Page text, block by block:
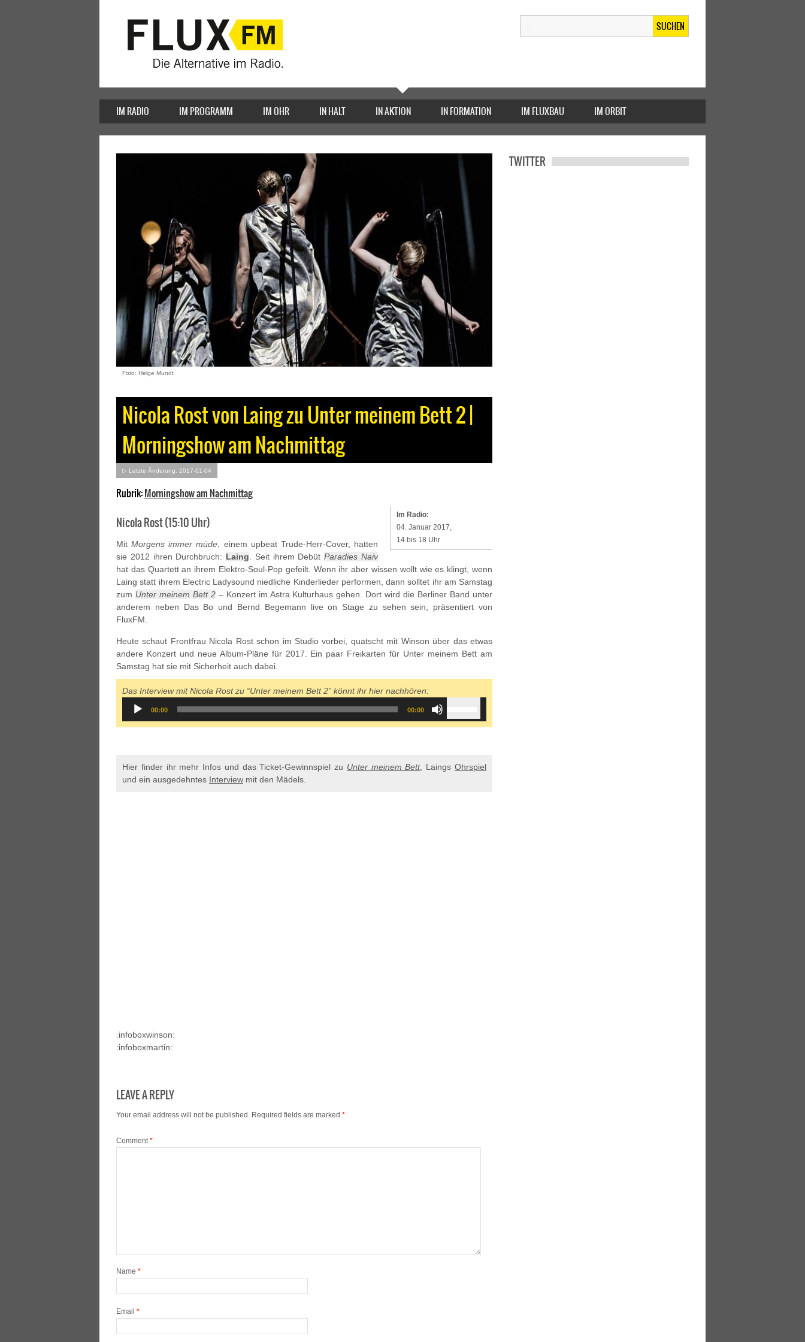
SUCHEN
IM RADIO IM PROGRAMM IM OHR IN HALT IN AKTION IN FORMATION IM FLUXBAU IM ORBIT
Foto: Helge Mundt
Nicola Rost von Laing zu Unter meinem Bett 2 |
Morningshow am Nachmittag
▷ Letzte Änderung: 2017-01-04
Rubrik:Morningshow am Nachmittag
Im Radio:
04. Januar 2017,
14 bis 18 Uhr
Nicola Rost (15:10 Uhr)
MitMorgens immer müde , einem upbeat Trude-Herr-Cover, hatten
sie 2012 ihren Durchbruch: Laing . Seit ihrem DebütParadies Naiv
hat das Quartett an ihrem Elektro-Soul-Pop gefeilt. Wenn ihr aber wissen wollt wie es klingt, wenn
Laing statt ihrem Electric Ladysound niedliche Kinderlieder performen, dann solltet ihr am Samstag
zum Unter meinem Bett 2– Konzert im Astra Kulturhaus gehen. Dort wird die Berliner Band unter
anderem neben Das Bo und Bernd Begemann live on Stage zu sehen sein, präsentiert von
FluxFM.
Heute schaut Frontfrau Nicola Rost schon im Studio vorbei, quatscht mit Winson über das etwas
andere Konzert und neue Album-Pläne für 2017. Ein paar Freikarten für Unter meinem Bett am
Samstag hat sie mit Sicherheit auch dabei.
Das Interview mit Nicola Rost zu “Unter meinem Bett 2” könnt ihr hier nachhören:
Audio
Player
00:00 00:00
Arrow
increase
Hier finder ihr mehr Infos und das Ticket-Gewinnspiel zu Unter meinem Bett, LaingsOhrspiel
und ein ausgedehntes Interview mit den Mädels.
:infoboxwinson:
:infoboxmartin:
LEAVE A REPLY
Your email address will not be published. Required fields are marked *
Comment*
Name *
Email *
TWITTER